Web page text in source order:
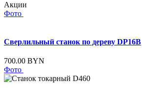
Акции
Фото
Сверлильный станок по дереву DP16B
700.00 BYN
Фото